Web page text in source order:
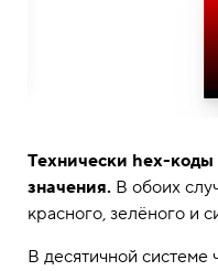
Технически hex-коды
значения. В обоих
красного, зелёного и
В десятичной